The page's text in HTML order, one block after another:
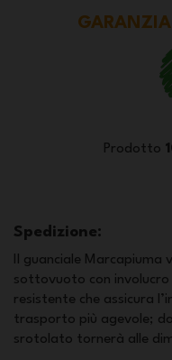
GARANZIA
Prodotto
Spedizione:
Il guanciale
sottovuoto con involucro
resistente che assicura
trasporto più agevole;
srotolato tornerà alle